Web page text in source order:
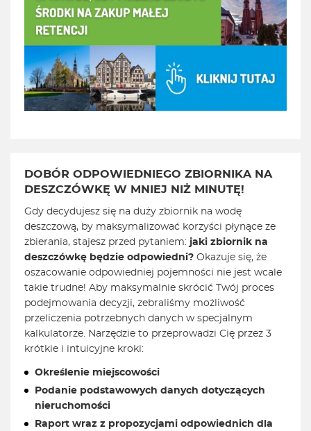
DOBÓR ODPOWIEDNIEGO ZBIORNIKA NA
DESZCZÓWKĘ W MNIEJ NIŻ MINUTĘ!
Gdy decydujesz się na duży zbiornik na wodę
deszczową, by maksymalizować korzyści płynące ze
zbierania, stajesz przed pytaniem: jaki zbiornik na
deszczówkę będzie odpowiedni? Okazuje się, że
oszacowanie odpowiedniej pojemności nie jest wcale
takie trudne! Aby maksymalnie skrócić Twój proces
podejmowania decyzji, zebraliśmy możliwość
przeliczenia potrzebnych danych w specjalnym
kalkulatorze. Narzędzie to przeprowadzi Cię przez 3
krótkie i intuicyjne kroki:
Określenie miejscowości
Podanie podstawowych danych dotyczących
nieruchomości
Raport wraz z propozycjami odpowiednich dla